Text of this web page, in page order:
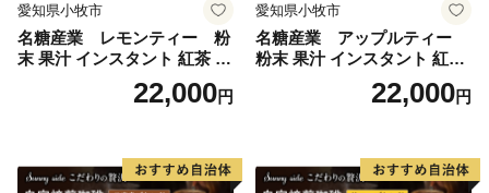
愛知県小牧市
名糖産業 レモンティー 粉
末 果汁 インスタント 紅茶 ビ
タミンC 袋 ロングセラー 粉
末飲料 粉末茶 簡単 手軽 ホッ
22,000円
愛知県小牧市
名糖産業 アップルティー
粉末 果汁 インスタント 紅茶
ティー ビタミンC 袋 ロング
セラー 粉末飲料 粉末茶 簡単
22,000円